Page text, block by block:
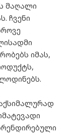
მაღალი
ჩვენი
იმას,